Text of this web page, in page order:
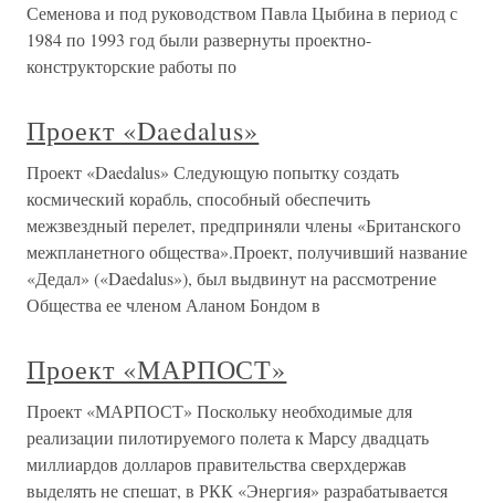
Семенова и под руководством Павла Цыбина в период с
1984 по 1993 год были развернуты проектно-
конструкторские работы по
Проект «Daedalus»
Проект «Daedalus» Следующую попытку создать
космический корабль, способный обеспечить
межзвездный перелет, предприняли члены «Британского
межпланетного общества».Проект, получивший название
«Дедал» («Daedalus»), был выдвинут на рассмотрение
Общества ее членом Аланом Бондом в
Проект «МАРПОСТ»
Проект «МАРПОСТ» Поскольку необходимые для
реализации пилотируемого полета к Марсу двадцать
миллиардов долларов правительства сверхдержав
выделять не спешат, в РКК «Энергия» разрабатывается